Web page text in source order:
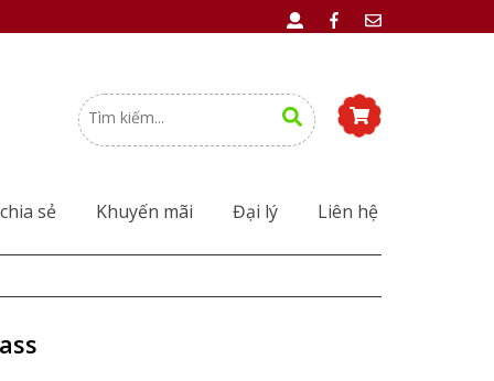
sẻ Khuyến mãi Đại lý Liên hệ